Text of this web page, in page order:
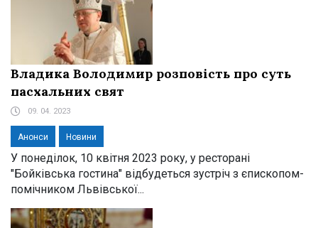
Владика Володимир розповість про суть
пасхальних свят
09. 04. 2023
Анонси Новини
У понеділок, 10 квітня 2023 року, у ресторані
"Бойківська гостина" відбудеться зустріч з єпископом-
помічником Львівської...